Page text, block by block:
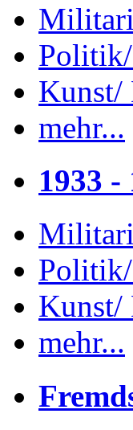
Kunst/
mehr...
1933 -
Kunst/
mehr...